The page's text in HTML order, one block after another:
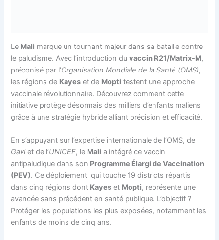
Le Mali marque un tournant majeur dans sa bataille contre
le paludisme. Avec l’introduction duvaccin R21/Matrix-M,
préconisé par l’Organisation Mondiale de la Santé (OMS),
les régions de Kayes et de Mopti testent une approche
vaccinale révolutionnaire. Découvrez comment cette
initiative protège désormais des milliers d’enfants maliens
grâce à une stratégie hybride alliant précision et efficacité.
En s’appuyant sur l’expertise internationale de l’OMS, de
Gaviet de l’UNICEF, le Mali a intégré ce vaccin
antipaludique dans son Programme Élargi de Vaccination
(PEV). Ce déploiement, qui touche 19 districts répartis
dans cinq régions dont Kayes et Mopti, représente une
avancée sans précédent en santé publique. L’objectif ?
Protéger les populations les plus exposées, notamment les
enfants de moins de cinq ans.